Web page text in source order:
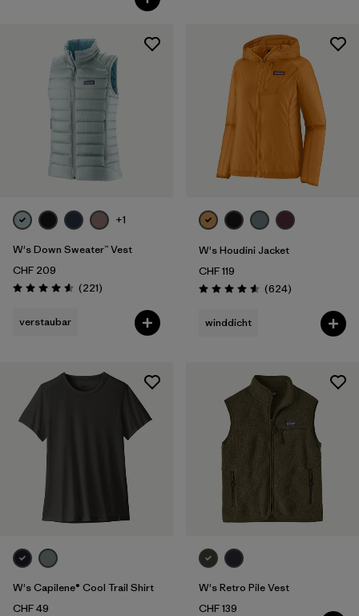
+1
W's Down Sweater™ Vest
CHF 209
Bewertung: 4.6 / 5
(221Rezensionen
)
verstaubar
W's Houdini Jacket
CHF 119
Bewertung: 4.6 / 5
(624Rezensionen
)
winddicht
W's Capilene® Cool Trail Shirt
CHF 49
W's Retro Pile Vest
CHF 139